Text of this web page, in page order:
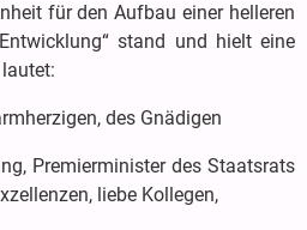
für den Aufbau einer helleren
stand und hielt eine
des Gnädigen
Premierminister des Staatsrats
liebe Kollegen,